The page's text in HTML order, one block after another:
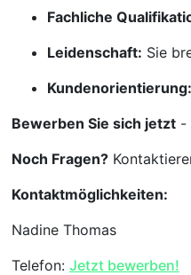
Fachliche
Leidenschaft: Sie
Kundenorientierung:
Bewerben Sie sich jetzt -
Noch Fragen?
Kontaktmöglichkeiten:
Nadine Thomas
Telefon: Jetzt bewerben!